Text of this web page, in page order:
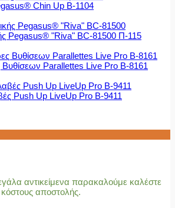
Chin Up Β-1104
Pegasus® "Riva" BC-81500 Π-115
Parallettes Live Pro Β-8161
Push Up LiveUp Pro Β-9411
αντικείμενα παρακαλούμε καλέστε
αποστολής.